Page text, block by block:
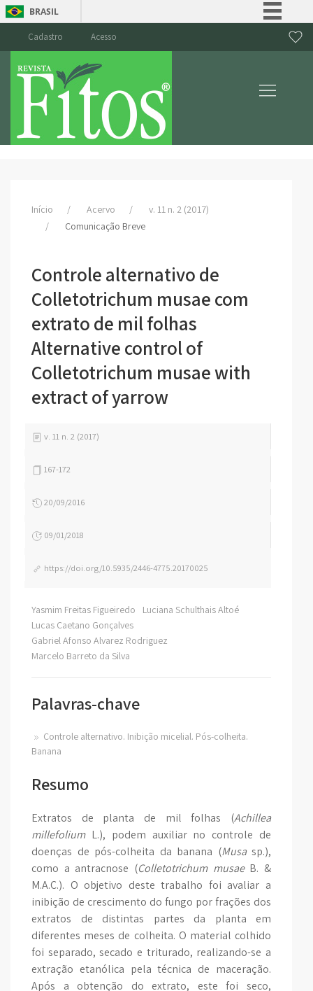
BRASIL
Canais
Cadastro Acesso
Início Acervo
v. 11 n. 2 (2017)
Comunicação Breve
Controle alternativo de
Colletotrichum musae com
extrato de mil folhas
Alternative control of
Colletotrichum musae with
extract of yarrow
v. 11 n. 2 (2017)
167-172
20/09/2016
09/01/2018
https://doi.org/10.5935/2446-4775.20170025
Yasmim Freitas Figueiredo
Luciana Schulthais Altoé
Lucas Caetano Gonçalves
Gabriel Afonso Alvarez Rodriguez
Marcelo Barreto da Silva
Palavras-chave
Controle alternativo. Inibição micelial. Pós-colheita.
Banana
Resumo
Extratos de planta de mil folhas (Achillea
millefoliumL.), podem auxiliar no controle de
doenças de pós-colheita da banana (Musasp.),
como a antracnose (Colletotrichum musaeB. &
M.A.C.). O objetivo deste trabalho foi avaliar a
inibição de crescimento do fungo por frações dos
extratos de distintas partes da planta em
diferentes meses de colheita. O material colhido
foi separado, secado e triturado, realizando-se a
extração etanólica pela técnica de maceração.
Após a obtenção do extrato, este foi seco,